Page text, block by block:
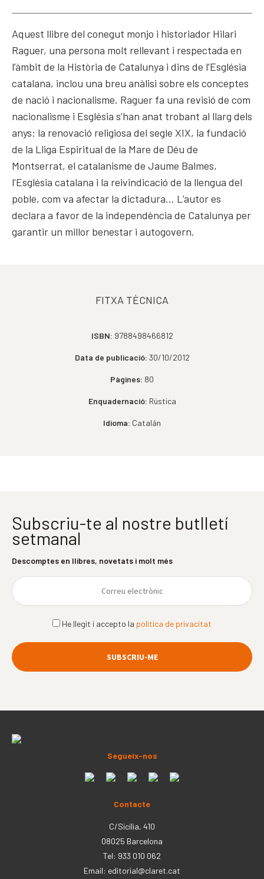
Aquest llibre del conegut monjo i historiador Hilari
Raguer, una persona molt rellevant i respectada en
l’àmbit de la Història de Catalunya i dins de l’Església
catalana, inclou una breu anàlisi sobre els conceptes
de nació i nacionalisme. Raguer fa una revisió de com
nacionalisme i Església s’han anat trobant al llarg dels
anys: la renovació religiosa del segle XIX, la fundació
de la Lliga Espiritual de la Mare de Déu de
Montserrat, el catalanisme de Jaume Balmes,
l’Església catalana i la reivindicació de la llengua del
poble, com va afectar la dictadura… L’autor es
declara a favor de la independència de Catalunya per
garantir un millor benestar i autogovern.
FITXA TÈCNICA
ISBN: 9788498466812
Data de publicació: 30/10/2012
Pàgines: 80
Enquadernació: Rústica
Idioma: Catalán
Subscriu-te al nostre butlletí
setmanal
Descomptes en llibres, novetats i molt més
He llegit i accepto la política de privacitat
Segueix-nos
Contacte
C/Sicília, 410
08025 Barcelona
Tel: 933 010 062
Email: editorial@claret.cat